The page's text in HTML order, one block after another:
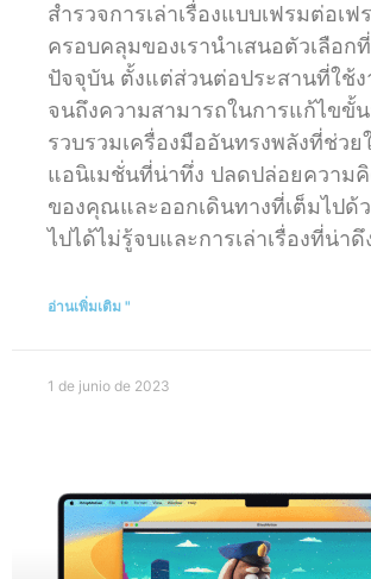
สำรวจการเล่าเรื่องแบบเฟรมต่อเ
ครอบคลุมของเรานำเสนอตัวเลือ
ปัจจุบัน ตั้งแต่ส่วนต่อประสานที่ใช้ง
จนถึงความสามารถในการแก้ไขขั้น
รวบรวมเครื่องมืออันทรงพลังที่ช่ว
แอนิเมชั่นที่น่าทึ่ง ปลดปล่อยความ
ของคุณและออกเดินทางที่เต็มไปด้
ไปได้ไม่รู้จบและการเล่าเรื่องที่น่า
อ่านเพิ่มเติม "
1 de junio de 2023